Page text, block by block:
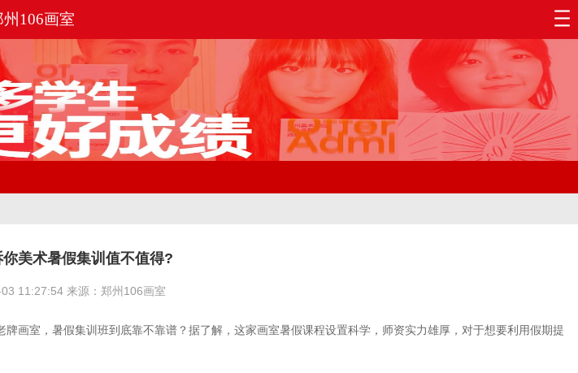
州106画室
美术暑假集训值不值得?
11:27:54 来源：郑州106画室
画室，暑假集训班到底靠不靠谱？据了解，这家画室暑假课程设置科学，师资实力雄厚，对于想要利用假期提